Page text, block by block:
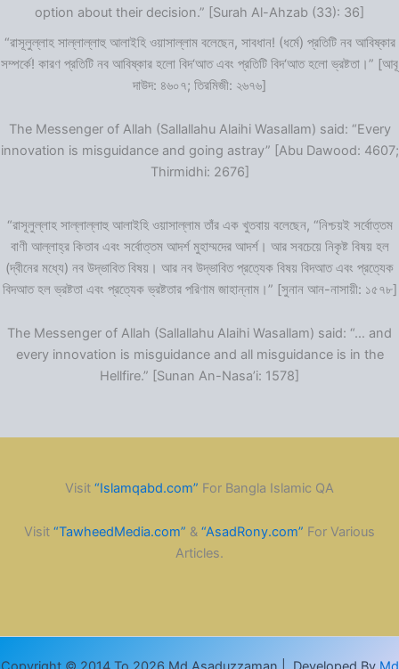
option about their decision.” [Surah Al-Ahzab (33): 36]
“রাসূলুল্লাহ সাল্লাল্লাহু আলাইহি ওয়াসাল্লাম বলেছেন, সাবধান! (ধর্মে) প্রতিটি নব আবিষ্কার
সম্পর্কে! কারণ প্রতিটি নব আবিষ্কার হলো বিদ‘আত এবং প্রতিটি বিদ‘আত হলো ভ্রষ্টতা।” [আবূ
দাউদ: ৪৬০৭; তিরমিজী: ২৬৭৬]
The Messenger of Allah (Sallallahu Alaihi Wasallam) said: “Every
innovation is misguidance and going astray” [Abu Dawood: 4607;
Thirmidhi: 2676]
“রাসূলুল্লাহ সাল্লাল্লাহু আলাইহি ওয়াসাল্লাম তাঁর এক খুতবায় বলেছেন, “নিশ্চয়ই সর্বোত্তম
বাণী আল্লাহ্‌র কিতাব এবং সর্বোত্তম আদর্শ মুহাম্মদের আদর্শ। আর সবচেয়ে নিকৃষ্ট বিষয় হল
(দ্বীনের মধ্যে) নব উদ্ভাবিত বিষয়। আর নব উদ্ভাবিত প্রত্যেক বিষয় বিদআত এবং প্রত্যেক
বিদআত হল ভ্রষ্টতা এবং প্রত্যেক ভ্রষ্টতার পরিণাম জাহান্নাম।” [সুনান আন-নাসায়ী: ১৫৭৮]
The Messenger of Allah (Sallallahu Alaihi Wasallam) said: “… and
every innovation is misguidance and all misguidance is in the
Hellfire.” [Sunan An-Nasa’i: 1578]
Visit “Islamqabd.com” For Bangla Islamic QA
Visit “TawheedMedia.com” & “AsadRony.com” For Various
Articles.